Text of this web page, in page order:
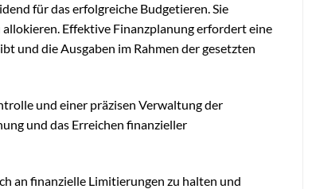
für das erfolgreiche Budgetieren. Sie
Effektive Finanzplanung erfordert eine
und die Ausgaben im Rahmen der gesetzten
und einer präzisen Verwaltung der
und das Erreichen finanzieller
an finanzielle Limitierungen zu halten und